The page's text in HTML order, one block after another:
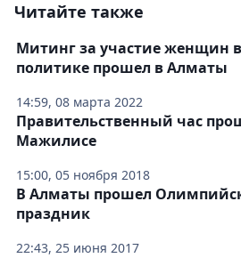
Читайте также
14:59, 08 марта 2022
Митинг за участие женщин в
политике прошел в Алматы
15:00, 05 ноября 2018
Правительственный час
Мажилисе
22:43, 25 июня 2017
В Алматы прошел
праздник